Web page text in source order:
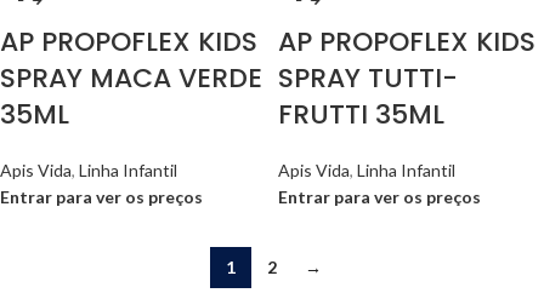
AP PROPOFLEX KIDS
SPRAY MACA VERDE
35ML
Apis Vida, Linha Infantil
Entrar para ver os preços
AP PROPOFLEX KIDS
SPRAY TUTTI-
FRUTTI 35ML
Apis Vida, Linha Infantil
Entrar para ver os preços
1 2 →